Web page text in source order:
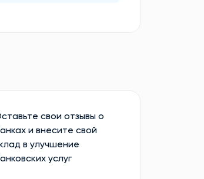
свои отзывы о
и внесите свой
в улучшение
услуг